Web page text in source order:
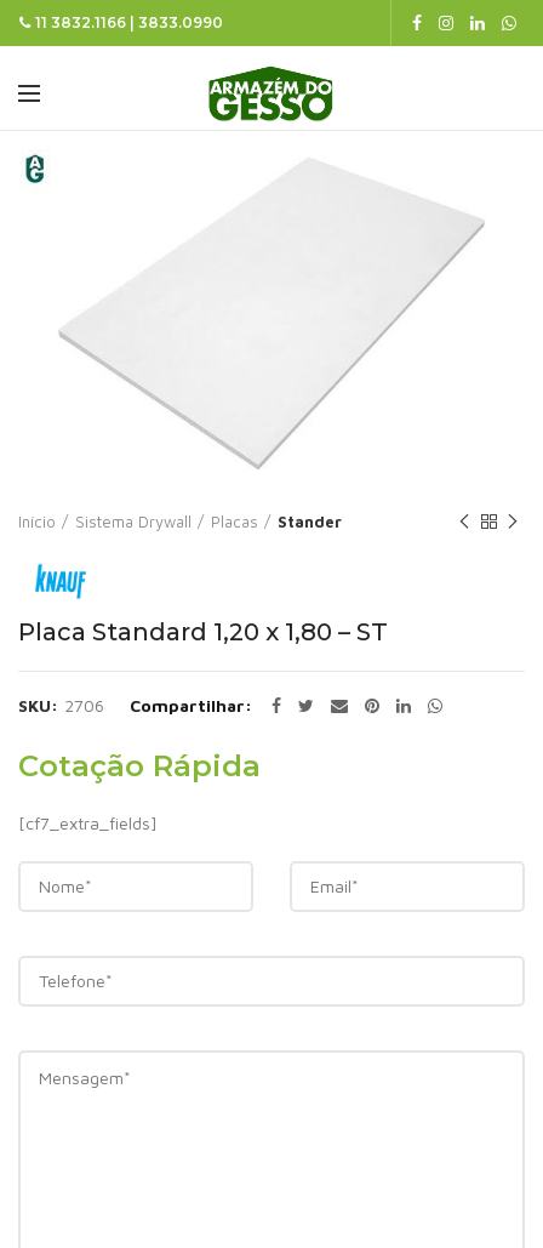
11 3832.1166 | 3833.0990
Início Sistema Drywall Placas Stander
Placa Standard 1,20 x 1,80 – ST
SKU: 2706 Compartilhar
Cotação Rápida
[cf7_extra_fields]